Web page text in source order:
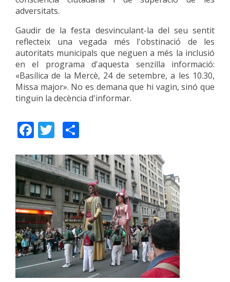
adversitats.
Gaudir de la festa desvinculant-la del seu sentit
reflecteix una vegada més l'obstinació de les
autoritats municipals que neguen a més la inclusió
en el programa d'aquesta senzilla informació:
«Basílica de la Mercè, 24 de setembre, a les 10.30,
Missa major». No es demana que hi vagin, sinó que
tinguin la decència d'informar.
Facebook
Twitter